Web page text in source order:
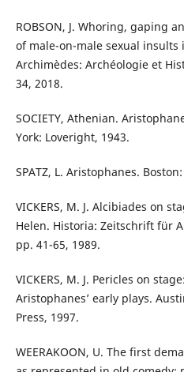
ROBSON, J. Whoring, gaping
of male-on-male sexual insults
Archimèdes: Archéologie et
34, 2018.
SOCIETY, Athenian.
York: Loveright, 1943.
SPATZ, L. Aristophanes.
VICKERS, M. J. Alcibiades on
Helen. Historia: Zeitschrift für
pp. 41-65, 1989.
VICKERS, M. J. Pericles on
Aristophanes’ early plays.
Press, 1997.
WEERAKOON, U. The first